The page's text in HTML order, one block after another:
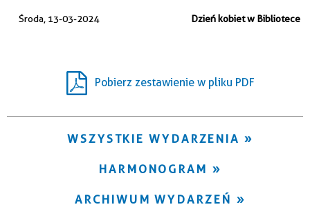
Środa, 13-03-2024 Dzień kobiet w Bibliotece
Pobierz zestawienie w pliku PDF
WSZYSTKIE WYDARZENIA
HARMONOGRAM
ARCHIWUM WYDARZEŃ